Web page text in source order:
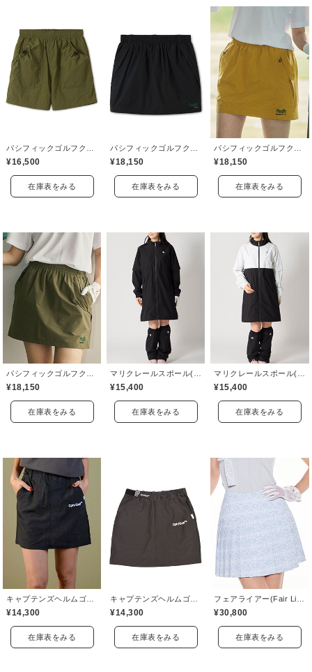
¥16,500
在庫表をみる
¥18,150
在庫表をみる
¥18,150
在庫表をみる
¥18,150
在庫表をみる
¥15,400
在庫表をみる
¥15,400
在庫表をみる
¥14,300
在庫表をみる
¥14,300
在庫表をみる
¥30,800
在庫表をみる